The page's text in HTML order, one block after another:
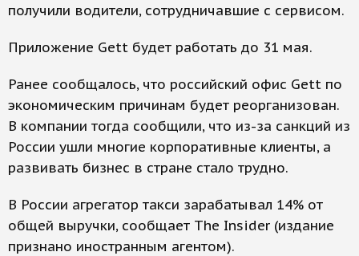
получили водители, сотрудничавшие с сервисом.
Приложение Gett будет работать до 31 мая.
Ранее сообщалось, что российский офис Gett по
экономическим причинам будет реорганизован.
В компании тогда сообщили, что из-за санкций из
России ушли многие корпоративные клиенты, а
развивать бизнес в стране стало трудно.
В России агрегатор такси зарабатывал 14% от
общей выручки, сообщает The Insider (издание
признано иностранным агентом).